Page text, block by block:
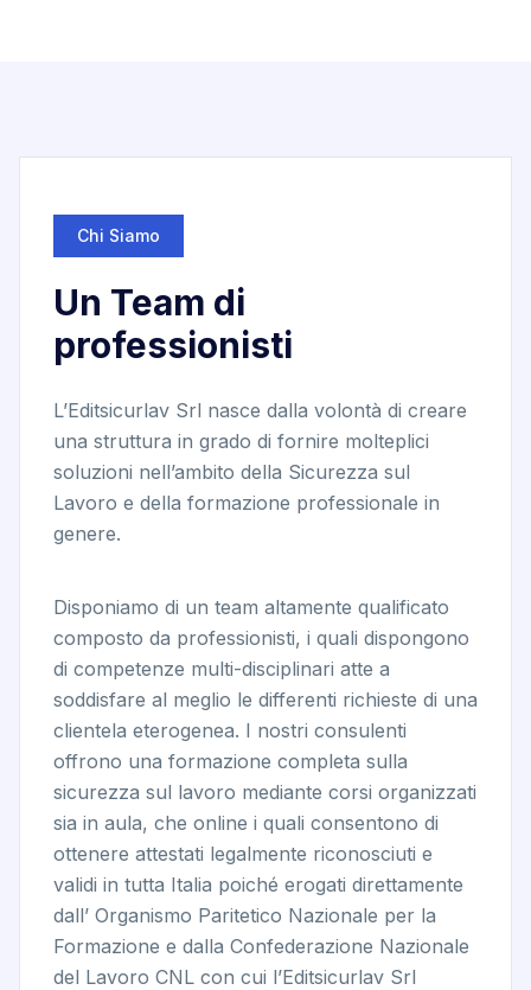
Chi Siamo
Un Team di
professionisti
L’Editsicurlav Srl nasce dalla volontà di creare
una struttura in grado di fornire molteplici
soluzioni nell’ambito della Sicurezza sul
Lavoro e della formazione professionale in
genere.
Disponiamo di un team altamente qualificato
composto da professionisti, i quali dispongono
di competenze multi-disciplinari atte a
soddisfare al meglio le differenti richieste di una
clientela eterogenea. I nostri consulenti
offrono una formazione completa sulla
sicurezza sul lavoro mediante corsi organizzati
sia in aula, che online i quali consentono di
ottenere attestati legalmente riconosciuti e
validi in tutta Italia poiché erogati direttamente
dall’ Organismo Paritetico Nazionale per la
Formazione e dalla Confederazione Nazionale
del Lavoro CNL con cui l’Editsicurlav Srl